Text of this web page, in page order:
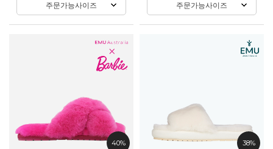
주문가능사이즈 주문가능사이즈
40% 38%